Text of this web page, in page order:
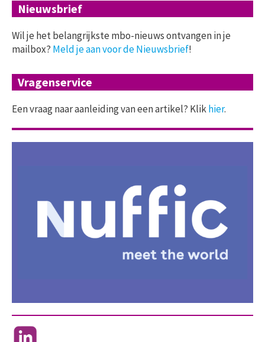
Nieuwsbrief
Wil je het belangrijkste mbo-nieuws ontvangen in je
mailbox? Meld je aan voor de Nieuwsbrief!
Vragenservice
Een vraag naar aanleiding van een artikel? Klikhier.